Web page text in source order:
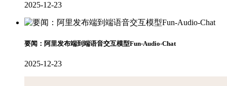
2025-12-23
要闻：阿里发布端到端语音交互模型Fun-Audio-Chat
2025-12-23